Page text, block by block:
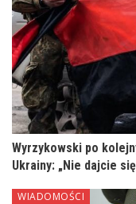
Wyrzykowski po
Ukrainy: „Nie dajcie
WIADOMOŚCI